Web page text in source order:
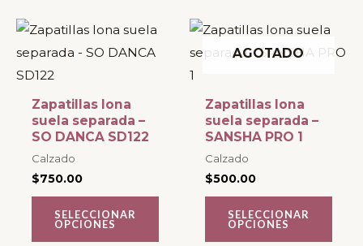
página
de
producto
página
de
Zapatillas lona
suela separada –
SO DANCA SD122
Calzado
$750.00
SELECCIONAR
OPCIONES
Este
producto
tiene
múltiples
variantes.
Las
opciones
se
pueden
elegir
AGOTADO
Zapatillas lona
suela separada –
SANSHA PRO 1
Calzado
$500.00
SELECCIONAR
OPCIONES
Este
producto
múltiples
variantes.
Las
opciones
se
pueden
elegir